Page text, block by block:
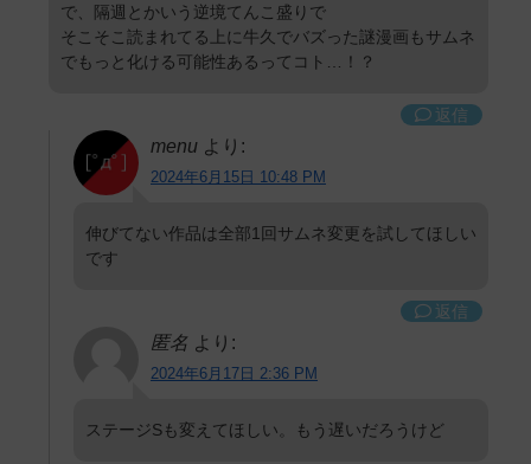
で、隔週とかいう逆境てんこ盛りで
そこそこ読まれてる上に牛久でバズった謎漫画もサムネ
でもっと化ける可能性あるってコト…！？
返信
menu より:
2024年6月15日 10:48 PM
伸びてない作品は全部1回サムネ変更を試してほしい
です
返信
匿名 より:
2024年6月17日 2:36 PM
ステージSも変えてほしい。もう遅いだろうけど